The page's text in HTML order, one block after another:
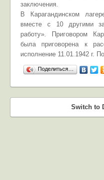
заключения.
В Карагандинском
вместе с 10 другими
работу». Приговором
была приговорена к
исполнение 11.01.1942 г.
Поделиться…
Switch to